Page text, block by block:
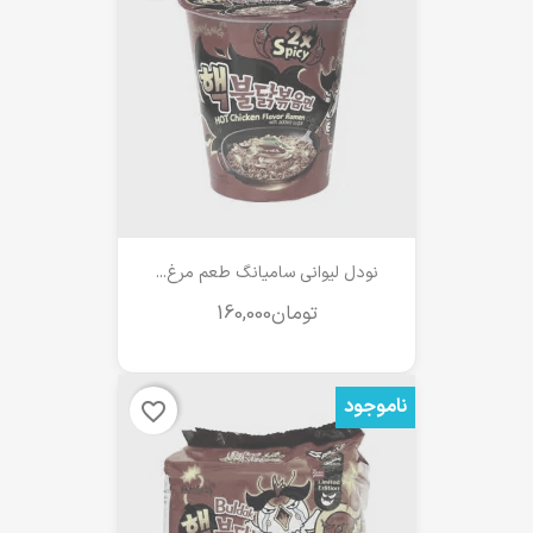
نودل لیوانی سامیانگ طعم مرغ...
‎تومان160,000
ناموجود favorite_border